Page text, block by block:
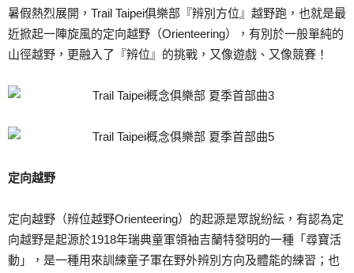
暑假熱烈展開，Trail Taipei俱樂部『辨別方位』越野跑，也就是最
近掀起一陣旋風的定向越野（Orienteering），有別於一般單純的
山徑越野，更融入了『辨位』的挑戰，又像遊戲、又像競賽！
定向越野
定向越野（辨位越野Orienteering）的起源是眾說紛紜，有認為定
向越野是起源於1918年瑞典童軍領袖吉蘭特發明的一種「尋寶活
動」，是一種用來訓練童子軍在野外辨別方向及體能的練習；也